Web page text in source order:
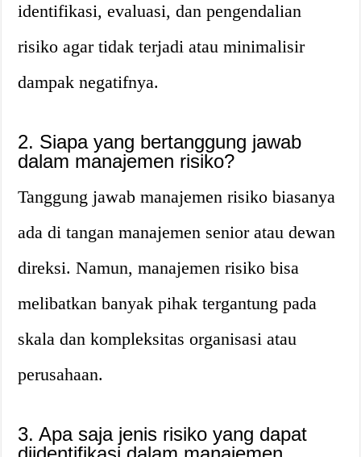
identifikasi, evaluasi, dan pengendalian
risiko agar tidak terjadi atau minimalisir
dampak negatifnya.
2. Siapa yang bertanggung jawab
dalam manajemen risiko?
Tanggung jawab manajemen risiko biasanya
ada di tangan manajemen senior atau dewan
direksi. Namun, manajemen risiko bisa
melibatkan banyak pihak tergantung pada
skala dan kompleksitas organisasi atau
perusahaan.
3. Apa saja jenis risiko yang dapat